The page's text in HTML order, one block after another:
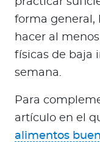
forma general,
hacer al
físicas de baja
semana.
Para
artículo en el
alimentos